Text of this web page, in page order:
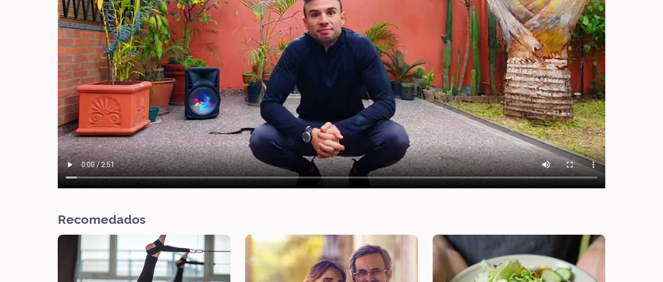
Recomedados